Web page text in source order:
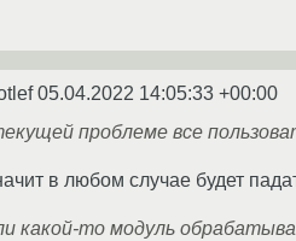
05.04.2022 14:05:33 +00:00
проблеме все
в любом случае будет
какой-то модуль